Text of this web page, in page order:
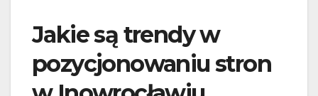
Jakie są trendy w
pozycjonowaniu stron